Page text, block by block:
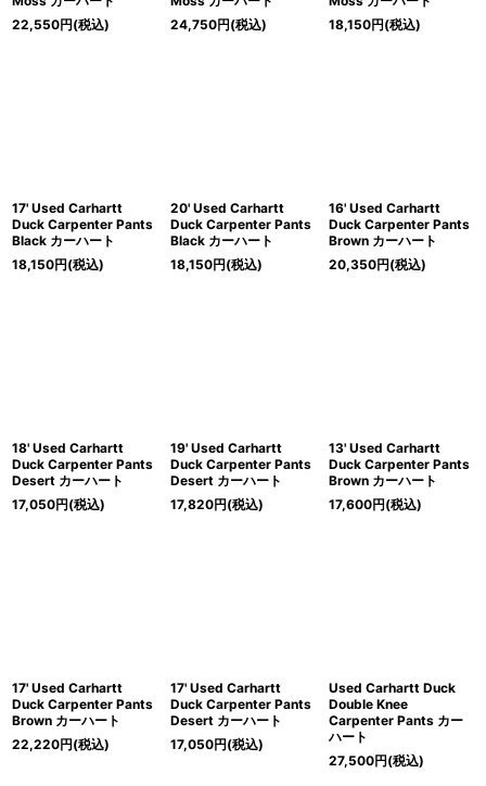
22,550円(税込)
24,750円(税込)
18,150円(税込)
17' Used Carhartt
Duck Carpenter Pants
Black カーハート
18,150円(税込)
20' Used Carhartt
Duck Carpenter Pants
Black カーハート
18,150円(税込)
16' Used Carhartt
Duck Carpenter Pants
Brown カーハート
20,350円(税込)
18' Used Carhartt
Duck Carpenter Pants
Desert カーハート
17,050円(税込)
19' Used Carhartt
Duck Carpenter Pants
Desert カーハート
17,820円(税込)
13' Used Carhartt
Duck Carpenter Pants
Brown カーハート
17,600円(税込)
17' Used Carhartt
Duck Carpenter Pants
Brown カーハート
22,220円(税込)
17' Used Carhartt
Duck Carpenter Pants
Desert カーハート
17,050円(税込)
Used Carhartt Duck
Double Knee
Carpenter Pants カー
ハート
27,500円(税込)